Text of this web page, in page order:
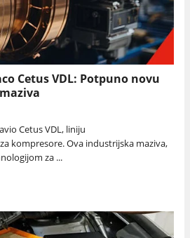
Cetus VDL: Potpuno novu
Cetus VDL, liniju
kompresore. Ova industrijska maziva,
za ...